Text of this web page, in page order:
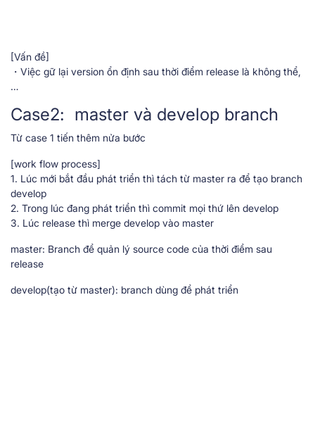
[Vấn đề]
・Việc gữ lại version ổn định sau thời điểm release là không thể,
…
Case2: master và develop branch
Từ case 1 tiến thêm nửa bước
[work flow process]
1. Lúc mới bắt đầu phát triển thì tách từ master ra để tạo branch
develop
2. Trong lúc đang phát triển thì commit mọi thứ lên develop
3. Lúc release thì merge develop vào master
master: Branch để quản lý source code của thời điểm sau
release
develop(tạo từ master): branch dùng để phát triển